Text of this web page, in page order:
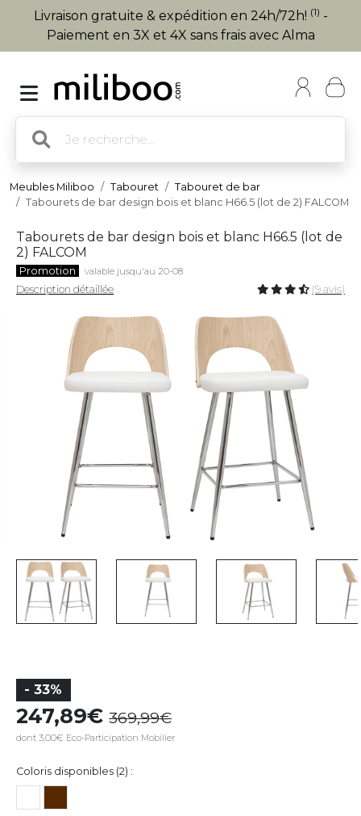
Livraison gratuite & expédition en 24h/72h! (1) -
Paiement en 3X et 4X sans frais avec Alma
Meubles Miliboo Tabouret
Tabouret de bar
Tabourets de bar design bois et blanc H66.5 (lot de 2) FALCOM
Tabourets de bar design bois et blanc H66.5 (lot de
2) FALCOM
Promotion valable jusqu'au 20-08
Description détaillée (9 avis)
- 33%
247,89 369,99
dont 3,00€ Eco-Participation Mobilier
Coloris disponibles (2) :